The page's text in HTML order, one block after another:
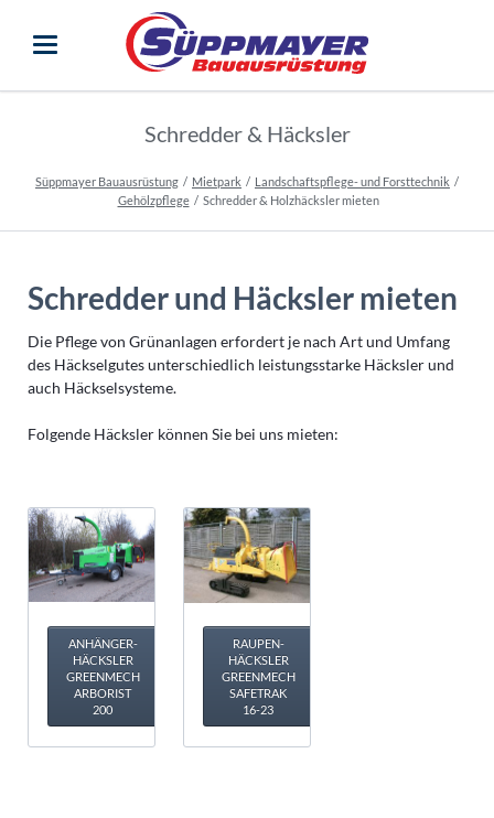
Schredder & Häcksler
Süppmayer Bauausrüstung Mietpark
Landschaftspflege- und Forsttechnik
Gehölzpflege
Schredder & Holzhäcksler mieten
Schredder und Häcksler mieten
Die Pflege von Grünanlagen erfordert je nach Art und Umfang
des Häckselgutes unterschiedlich leistungsstarke Häcksler und
auch Häckselsysteme.
Folgende Häcksler können Sie bei uns mieten:
ANHÄNGER-
HÄCKSLER
GREENMECH
ARBORIST
200
RAUPEN-
HÄCKSLER
GREENMECH
SAFETRAK
16-23